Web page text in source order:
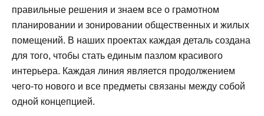
правильные решения и знаем все о грамотном
планировании и зонировании общественных и жилых
помещений. В наших проектах каждая деталь создана
для того, чтобы стать единым пазлом красивого
интерьера. Каждая линия является продолжением
чего-то нового и все предметы связаны между собой
одной концепцией.